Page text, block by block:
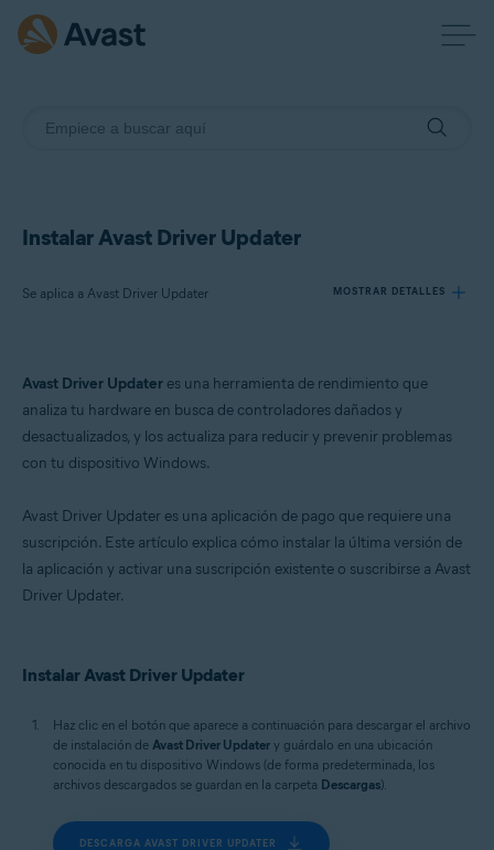
Instalar Avast Driver Updater
Se aplica a Avast Driver Updater MOSTRAR DETALLES
Productos:
Avast Driver Updater
Avast Driver Updater es una herramienta de rendimiento que
analiza tu hardware en busca de controladores dañados y
desactualizados, y los actualiza para reducir y prevenir problemas
con tu dispositivo Windows.
Avast Driver Updater es una aplicación de pago que requiere una
suscripción. Este artículo explica cómo instalar la última versión de
la aplicación y activar una suscripción existente o suscribirse a Avast
Driver Updater.
Instalar Avast Driver Updater
Haz clic en el botón que aparece a continuación para descargar el archivo
de instalación de Avast Driver Updater y guárdalo en una ubicación
conocida en tu dispositivo Windows (de forma predeterminada, los
archivos descargados se guardan en la carpeta Descargas).
DESCARGA AVAST DRIVER UPDATER